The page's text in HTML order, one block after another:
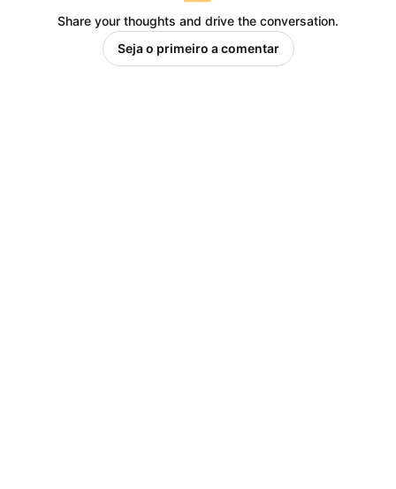
Share your thoughts and drive the conversation.
Seja o primeiro a comentar